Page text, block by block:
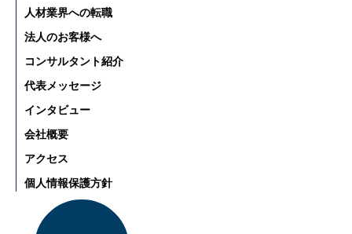
人材業界への転職
法人のお客様へ
コンサルタント紹介
代表メッセージ
インタビュー
会社概要
アクセス
個人情報保護方針